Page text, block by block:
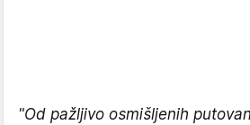
"Od pažljivo osmišljenih